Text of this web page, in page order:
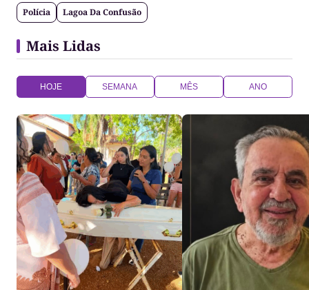
Polícia Lagoa Da Confusão
Mais Lidas
HOJE SEMANA MÊS ANO